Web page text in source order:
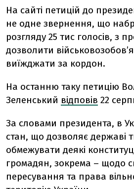
На сайті петицій до
не одне звернення, що
розгляду 25 тис голосів, з
дозволити
виїжджати за кордон.
На останню таку петицію
Зеленський відповів 22
За словами президента, в
стан, що дозволяє державі
обмежувати деякі
громадян, зокрема – щодо
пересування та права